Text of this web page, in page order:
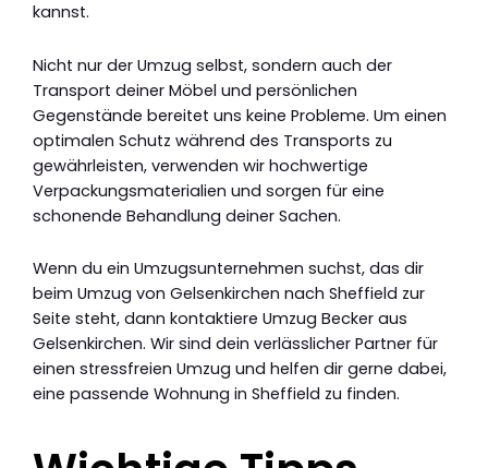
kannst.
Nicht nur der Umzug selbst, sondern auch der
Transport deiner Möbel und persönlichen
Gegenstände bereitet uns keine Probleme. Um einen
optimalen Schutz während des Transports zu
gewährleisten, verwenden wir hochwertige
Verpackungsmaterialien und sorgen für eine
schonende Behandlung deiner Sachen.
Wenn du ein Umzugsunternehmen suchst, das dir
beim Umzug von Gelsenkirchen nach Sheffield zur
Seite steht, dann kontaktiere Umzug Becker aus
Gelsenkirchen. Wir sind dein verlässlicher Partner für
einen stressfreien Umzug und helfen dir gerne dabei,
eine passende Wohnung in Sheffield zu finden.